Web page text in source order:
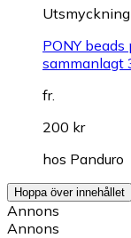
PONY
sammanlagt
fr.
200 kr
hos Panduro
Hoppa över innehållet
Annons
Annons